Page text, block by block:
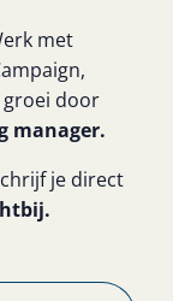
met
groei door
manager.
je direct